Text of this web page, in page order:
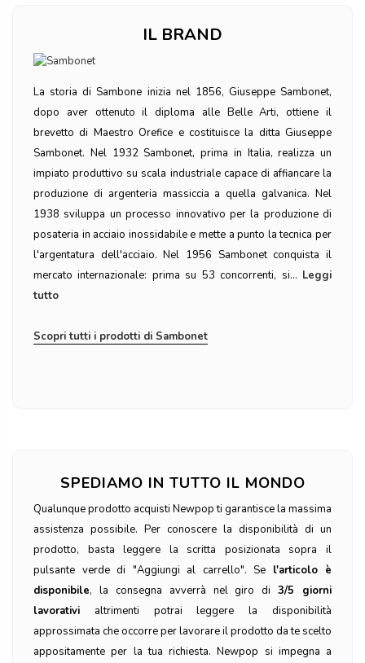
IL BRAND
La storia di Sambone inizia nel 1856, Giuseppe Sambonet,
dopo aver ottenuto il diploma alle Belle Arti, ottiene il
brevetto di Maestro Orefice e costituisce la ditta Giuseppe
Sambonet. Nel 1932 Sambonet, prima in Italia, realizza un
impiato produttivo su scala industriale capace di affiancare la
produzione di argenteria massiccia a quella galvanica. Nel
1938 sviluppa un processo innovativo per la produzione di
posateria in acciaio inossidabile e mette a punto la tecnica per
l'argentatura dell'acciaio. Nel 1956 Sambonet conquista il
mercato internazionale: prima su 53 concorrenti, si... Leggi
tutto
Scopri tutti i prodotti di Sambonet
SPEDIAMO IN TUTTO IL MONDO
Qualunque prodotto acquisti Newpop ti garantisce la massima
assistenza possibile. Per conoscere la disponibilità di un
prodotto, basta leggere la scritta posizionata sopra il
pulsante verde di "Aggiungi al carrello". Se l'articolo è
disponibile, la consegna avverrà nel giro di3/5 giorni
lavorativi altrimenti potrai leggere la disponibilità
approssimata che occorre per lavorare il prodotto da te scelto
appositamente per la tua richiesta. Newpop si impegna a